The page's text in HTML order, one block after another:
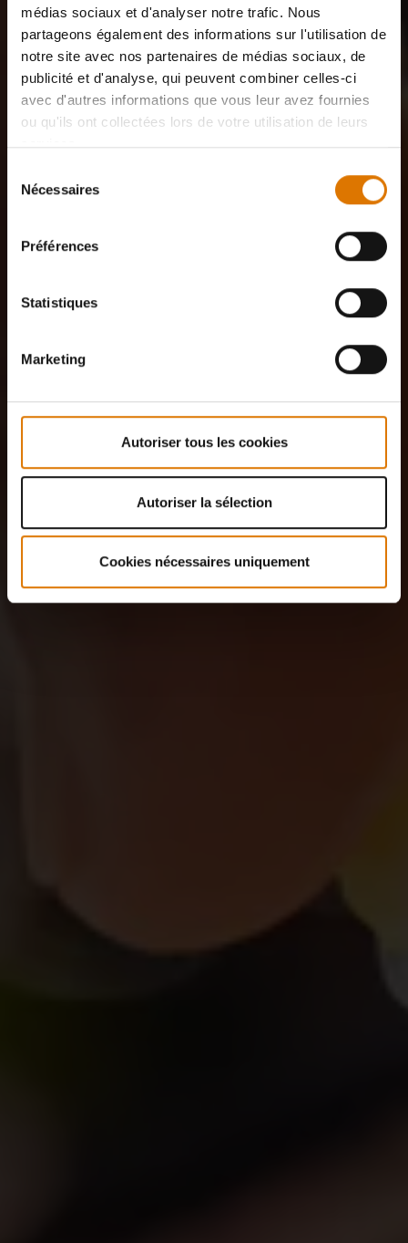
médias sociaux et d'analyser notre trafic. Nous
partageons également des informations sur l'utilisation de
notre site avec nos partenaires de médias sociaux, de
publicité et d'analyse, qui peuvent combiner celles-ci
avec d'autres informations que vous leur avez fournies
ou qu'ils ont collectées lors de votre utilisation de leurs
services.
Nécessaires
Préférences
Statistiques
Marketing
Autoriser tous les cookies
Autoriser la sélection
Cookies nécessaires uniquement